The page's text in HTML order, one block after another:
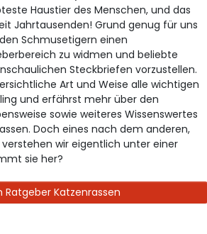
Haustier des Menschen, und das
Jahrtausenden! Grund genug für uns
Schmusetigern einen
zu widmen und beliebte
Steckbriefen vorzustellen.
Art und Weise alle wichtigen
und erfährst mehr über den
sowie weiteres Wissenswertes
Doch eines nach dem anderen,
wir eigentlich unter einer
sie her?
Ratgeber Katzenrassen